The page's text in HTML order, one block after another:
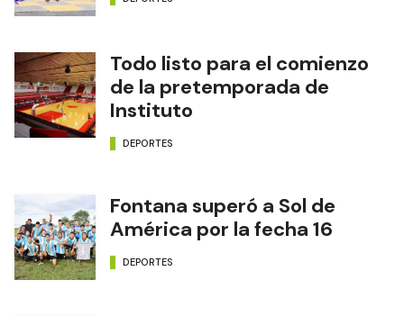
Todo listo para el comienzo
de la pretemporada de
Instituto
DEPORTES
Fontana superó a Sol de
América por la fecha 16
DEPORTES